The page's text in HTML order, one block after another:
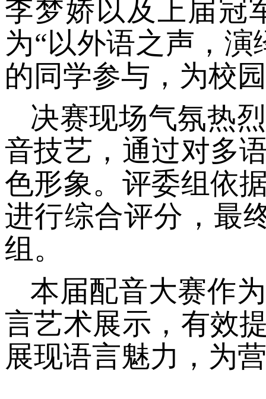
李梦娇以及上届冠
为“以外语之声，
的同学参与，为校
决赛现场气氛热
音技艺，通过对多
色形象。评委组依
进行综合评分，最
组。
本届配音大赛作
言艺术展示，有效
展现语言魅力，为